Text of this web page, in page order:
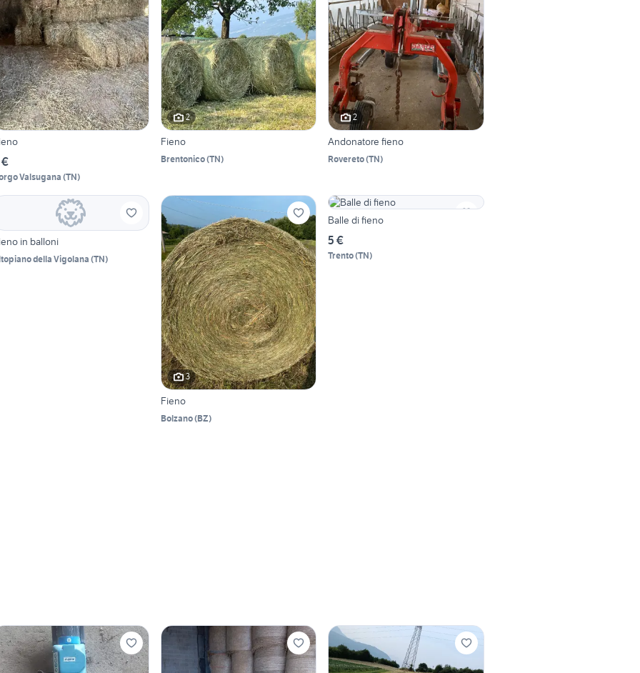
Valsugana (TN)
2
Fieno
Brentonico(TN)
2
Andonatore fieno
Rovereto(TN)
in balloni
della Vigolana (TN)
3
Fieno
Bolzano(BZ)
Balle di fieno
5 €
Trento(TN)